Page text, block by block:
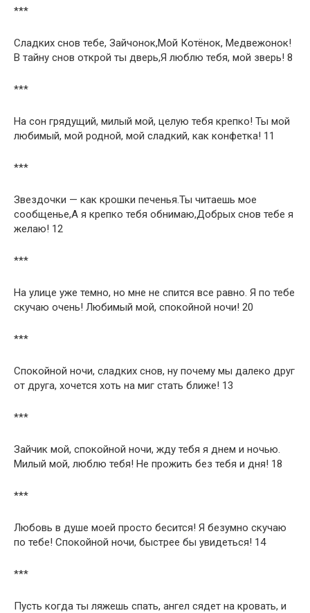
***
Сладких снов тебе, Зайчонок,Мой Котёнок, Медвежонок!
В тайну снов открой ты дверь,Я люблю тебя, мой зверь! 8
***
На сон грядущий, милый мой, целую тебя крепко! Ты мой
любимый, мой родной, мой сладкий, как конфетка! 11
***
Звездочки — как крошки печенья.Ты читаешь мое
сообщенье,А я крепко тебя обнимаю,Добрых снов тебе я
желаю! 12
***
На улице уже темно, но мне не спится все равно. Я по тебе
скучаю очень! Любимый мой, спокойной ночи! 20
***
Спокойной ночи, сладких снов, ну почему мы далеко друг
от друга, хочется хоть на миг стать ближе! 13
***
Зайчик мой, спокойной ночи, жду тебя я днем и ночью.
Милый мой, люблю тебя! Не прожить без тебя и дня! 18
***
Любовь в душе моей просто бесится! Я безумно скучаю
по тебе! Спокойной ночи, быстрее бы увидеться! 14
***
Пусть когда ты ляжешь спать, ангел сядет на кровать, и